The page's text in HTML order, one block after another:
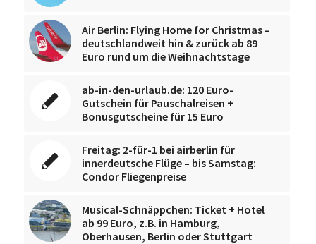
Air Berlin: Flying Home for Christmas –
deutschlandweit hin & zurück ab 89
Euro rund um die Weihnachtstage
ab-in-den-urlaub.de: 120 Euro-
Gutschein für Pauschalreisen +
Bonusgutscheine für 15 Euro
Freitag: 2-für-1 bei airberlin für
innerdeutsche Flüge – bis Samstag:
Condor Fliegenpreise
Musical-Schnäppchen: Ticket + Hotel
ab 99 Euro, z.B. in Hamburg,
Oberhausen, Berlin oder Stuttgart